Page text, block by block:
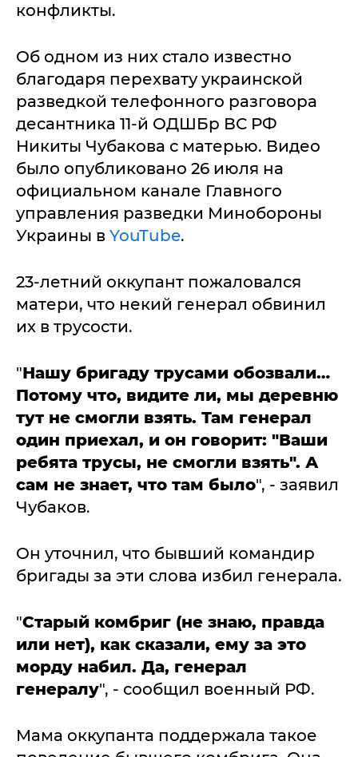
конфликты.
Об одном из них стало известно
благодаря перехвату украинской
разведкой телефонного разговора
десантника 11-й ОДШБр ВС РФ
Никиты Чубакова с матерью. Видео
было опубликовано 26 июля на
официальном канале Главного
управления разведки Минобороны
Украины в YouTube.
23-летний оккупант пожаловался
матери, что некий генерал обвинил
их в трусости.
"Нашу бригаду трусами обозвали…
Потому что, видите ли, мы деревню
тут не смогли взять. Там генерал
один приехал, и он говорит: "Ваши
ребята трусы, не смогли взять". А
сам не знает, что там было", - заявил
Чубаков.
Он уточнил, что бывший командир
бригады за эти слова избил генерала.
"Старый комбриг (не знаю, правда
или нет), как сказали, ему за это
морду набил. Да, генерал
генералу", - сообщил военный РФ.
Мама оккупанта поддержала такое